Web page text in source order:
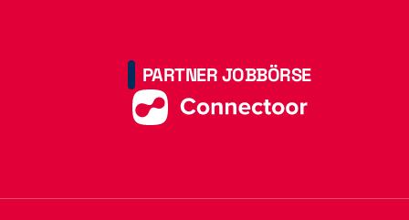
PARTNER JOBBÖRSE